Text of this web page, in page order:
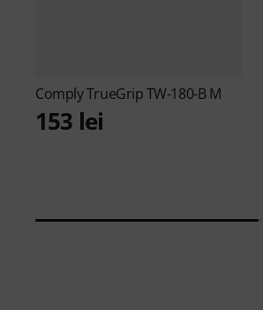
ComplyTrueGrip TW-180-B M
153 lei